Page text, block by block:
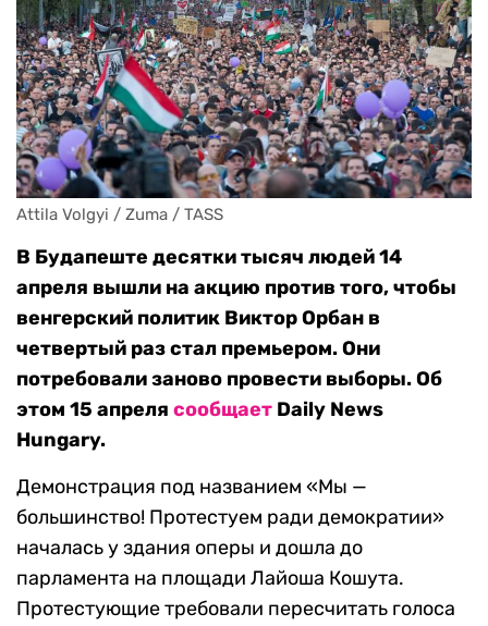
Attila Volgyi / Zuma / TASS
В Будапеште десятки тысяч людей 14
апреля вышли на акцию против того, чтобы
венгерский политик Виктор Орбан в
четвертый раз стал премьером. Они
потребовали заново провести выборы. Об
этом 15 апреля сообщает Daily News
Hungary.
Демонстрация под названием «Мы —
большинство! Протестуем ради демократии»
началась у здания оперы и дошла до
парламента на площади Лайоша Кошута.
Протестующие требовали пересчитать голоса